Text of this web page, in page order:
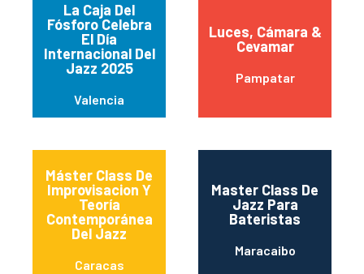
La Caja Del
Fósforo Celebra
El Día
Internacional Del
Jazz 2025
Valencia
Luces, Cámara &
Cevamar
Pampatar
Máster Class De
Improvisacion Y
Teoría
Contemporánea
Del Jazz
Caracas
Master Class De
Jazz Para
Bateristas
Maracaibo